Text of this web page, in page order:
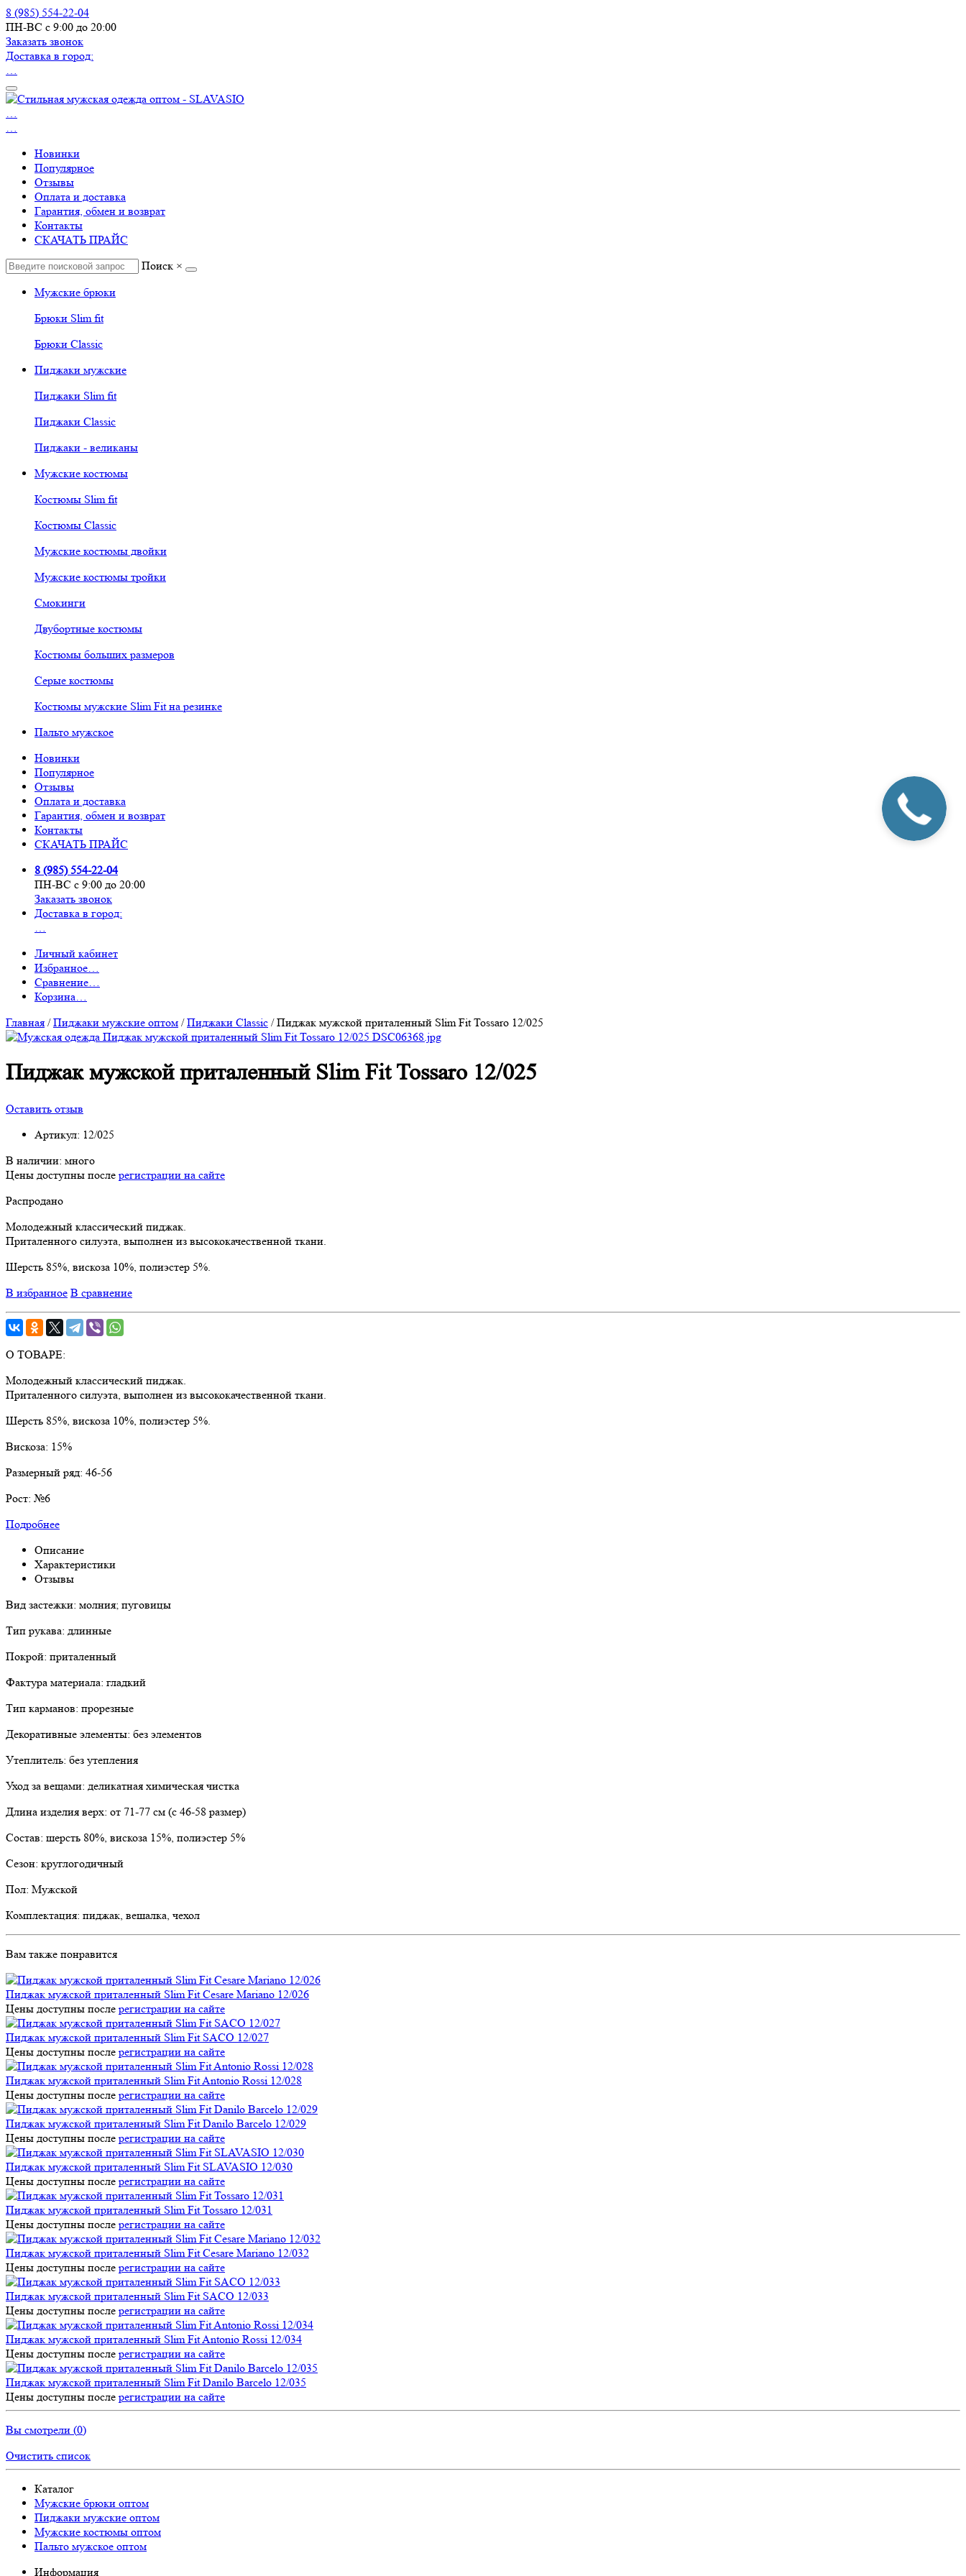
8 (985) 554-22-04
ПН-ВС с 9:00 до 20:00
Заказать звонок
Доставка в город:
…
…
…
Новинки
Популярное
Отзывы
Оплата и доставка
Гарантия, обмен и возврат
Контакты
СКАЧАТЬ ПРАЙС
Поиск ×
Мужские брюки
Брюки Slim fit
Брюки Classic
Пиджаки мужские
Пиджаки Slim fit
Пиджаки Classic
Пиджаки - великаны
Мужские костюмы
Костюмы Slim fit
Костюмы Classic
Мужские костюмы двойки
Мужские костюмы тройки
Смокинги
Двубортные костюмы
Костюмы больших размеров
Серые костюмы
Костюмы мужские Slim Fit на резинке
Пальто мужское
Новинки
Популярное
Отзывы
Оплата и доставка
Гарантия, обмен и возврат
Контакты
СКАЧАТЬ ПРАЙС
8 (985) 554-22-04
ПН-ВС с 9:00 до 20:00
Заказать звонок
Доставка в город:
…
Личный кабинет
Избранное…
Сравнение…
Корзина…
Главная /Пиджаки мужские оптом /Пиджаки Classic /Пиджак мужской приталенный Slim Fit Tossaro 12/025
Пиджак мужской приталенный Slim Fit Tossaro 12/025
Оставить отзыв
Артикул: 12/025
В наличии: много
Цены доступны после регистрации на сайте
Распродано
Молодежный классический пиджак.
Приталенного силуэта, выполнен из высококачественной ткани.
Шерсть 85%, вискоза 10%, полиэстер 5%.
В избранное В сравнение
О ТОВАРЕ:
Молодежный классический пиджак.
Приталенного силуэта, выполнен из высококачественной ткани.
Шерсть 85%, вискоза 10%, полиэстер 5%.
Вискоза: 15%
Размерный ряд: 46-56
Рост: №6
Подробнее
Описание
Характеристики
Отзывы
Вид застежки: молния; пуговицы
Тип рукава: длинные
Покрой: приталенный
Фактура материала: гладкий
Тип карманов: прорезные
Декоративные элементы: без элементов
Утеплитель: без утепления
Уход за вещами: деликатная химическая чистка
Длина изделия верх: от 71-77 см (с 46-58 размер)
Состав: шерсть 80%, вискоза 15%, полиэстер 5%
Сезон: круглогодичный
Пол: Мужской
Комплектация: пиджак, вешалка, чехол
Вам также понравится
Пиджак мужской приталенный Slim Fit Cesare Mariano 12/026
Цены доступны после регистрации на сайте
Пиджак мужской приталенный Slim Fit SACO 12/027
Цены доступны после регистрации на сайте
Пиджак мужской приталенный Slim Fit Antonio Rossi 12/028
Цены доступны после регистрации на сайте
Пиджак мужской приталенный Slim Fit Danilo Barcelo 12/029
Цены доступны после регистрации на сайте
Пиджак мужской приталенный Slim Fit SLAVASIO 12/030
Цены доступны после регистрации на сайте
Пиджак мужской приталенный Slim Fit Tossaro 12/031
Цены доступны после регистрации на сайте
Пиджак мужской приталенный Slim Fit Cesare Mariano 12/032
Цены доступны после регистрации на сайте
Пиджак мужской приталенный Slim Fit SACO 12/033
Цены доступны после регистрации на сайте
Пиджак мужской приталенный Slim Fit Antonio Rossi 12/034
Цены доступны после регистрации на сайте
Пиджак мужской приталенный Slim Fit Danilo Barcelo 12/035
Цены доступны после регистрации на сайте
Вы смотрели (0)
Очистить список
Каталог
Мужские брюки оптом
Пиджаки мужские оптом
Мужские костюмы оптом
Пальто мужское оптом
Информация